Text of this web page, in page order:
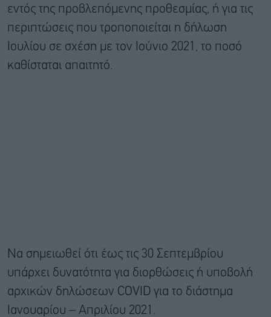
εντός της προβλεπόμενης προθεσμίας, ή για τις
περιπτώσεις που τροποποιείται η δήλωση
Ιουλίου σε σχέση με τον Ιούνιο 2021, το ποσό
καθίσταται απαιτητό.
Nα σημειωθεί ότι έως τις 30 Σεπτεμβρίου
υπάρχει δυνατότητα για διορθώσεις ή υποβολή
αρχικών δηλώσεων COVID για το διάστημα
Ιανουαρίου – Απριλίου 2021.